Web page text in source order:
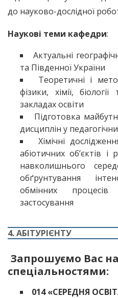
до науково-дослідної
Наукові теми кафедри:
Актуальні
та Південної України
Теоретичні і
фізики, хімії,
закладах освіти
Підготовка
дисциплін у
Хімічні
абіотичних об’єктів
навколишнього
обґрунтування
обмінних процесів
застосування
4. АБІТУРІЄНТУ
Запрошуємо Вас
спеціальностями:
014 «СЕРЕДНЯ